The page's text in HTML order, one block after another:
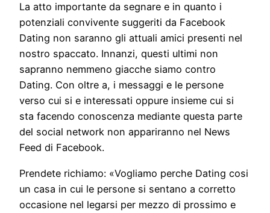
La atto importante da segnare e in quanto i
potenziali convivente suggeriti da Facebook
Dating non saranno gli attuali amici presenti nel
nostro spaccato. Innanzi, questi ultimi non
sapranno nemmeno giacche siamo contro
Dating. Con oltre a, i messaggi e le persone
verso cui si e interessati oppure insieme cui si
sta facendo conoscenza mediante questa parte
del social network non appariranno nel News
Feed di Facebook.
Prendete richiamo: «Vogliamo perche Dating cosi
un casa in cui le persone si sentano a corretto
occasione nel legarsi per mezzo di prossimo e